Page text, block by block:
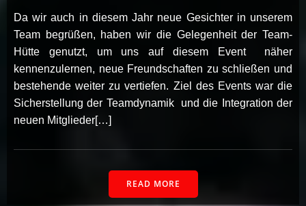
Da wir auch in diesem Jahr neue Gesichter in unserem
Team begrüßen, haben wir die Gelegenheit der Team-
Hütte genutzt, um uns auf diesem Event näher
kennenzulernen, neue Freundschaften zu schließen und
bestehende weiter zu vertiefen. Ziel des Events war die
Sicherstellung der Teamdynamik und die Integration der
neuen Mitglieder[…]
READ MORE